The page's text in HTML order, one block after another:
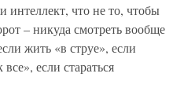
интеллект, что не то, чтобы
– никуда смотреть вообще
жить «в струе», если
если стараться